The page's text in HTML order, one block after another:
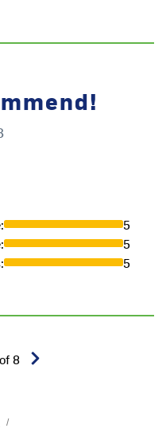
:
5
:
5
: 5
of8
/